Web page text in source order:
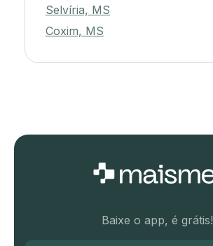
Selvíria, MS
Coxim, MS
Baixe o app, é grátis!